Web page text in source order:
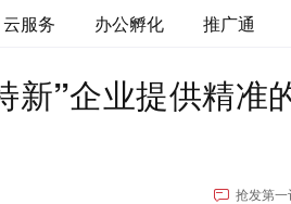
云服务 办公孵化 推广通
新”企业提供精准
抢发第一